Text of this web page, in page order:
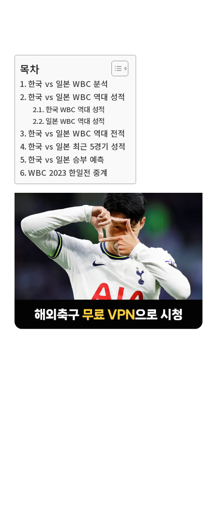
목차
한국 vs 일본 WBC 분석
한국 vs 일본 WBC 역대 성적
한국 WBC 역대 성적
일본 WBC 역대 성적
한국 vs 일본 WBC 역대 전적
한국 vs 일본 최근 5경기 성적
한국 vs 일본 승부 예측
WBC 2023 한일전 중계